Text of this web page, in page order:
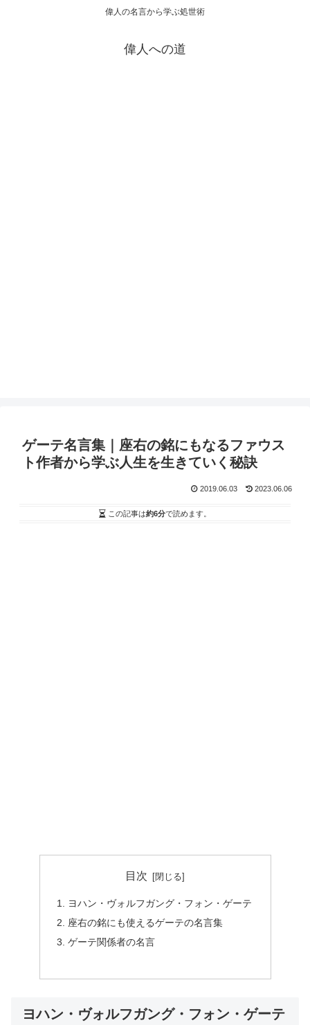
偉人の名言から学ぶ処世術
偉人への道
ゲーテ名言集｜座右の銘にもなるファウス
ト作者から学ぶ人生を生きていく秘訣
2019.06.03 2023.06.06
この記事は約6分で読めます。
目次
ヨハン・ヴォルフガング・フォン・ゲーテ
座右の銘にも使えるゲーテの名言集
ゲーテ関係者の名言
ヨハン・ヴォルフガング・フォン・ゲーテ